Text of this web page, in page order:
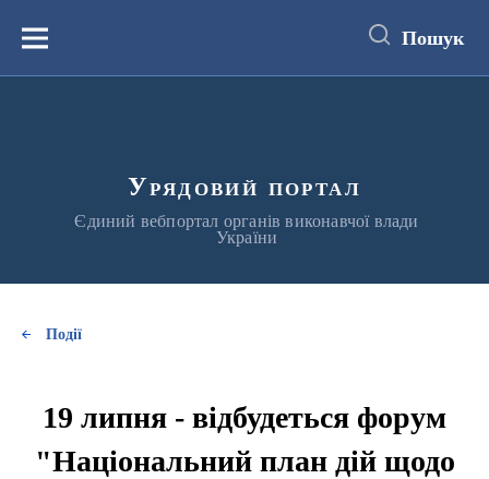
вмістуМеню Пошук
Урядовий портал
Єдиний вебпортал органів виконавчої влади
України
Події
19 липня - відбудеться форум
"Національний план дій щодо